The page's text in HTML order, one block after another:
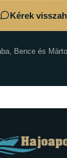
Kérek
Bence és